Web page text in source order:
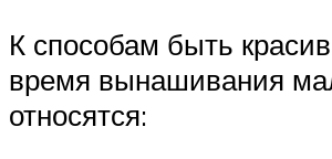
К способам быть
время вынашивания
относятся: